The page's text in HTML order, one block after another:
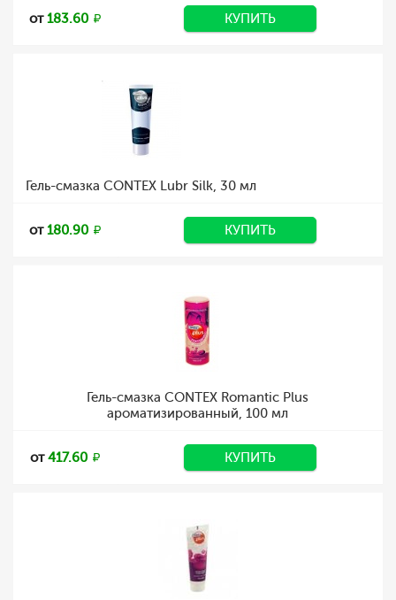
от183.60 КУПИТЬ
Гель-смазка CONTEX Lubr Silk, 30 мл
от180.90 КУПИТЬ
Гель-смазка CONTEX Romantic Plus
ароматизированный, 100 мл
от417.60 КУПИТЬ